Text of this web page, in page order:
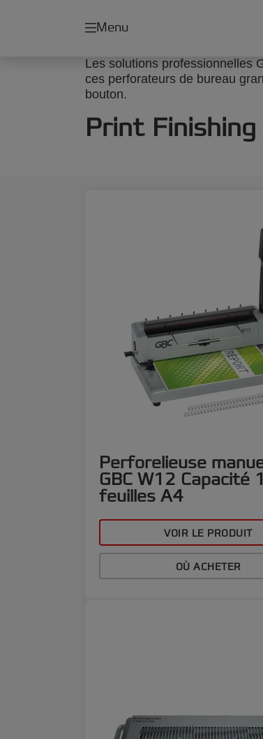
Menu
Les solutions professionnelles
ces perforateurs de bureau
bouton.
Print
Perforelieuse
GBC W12 Capacité
feuilles A4
VOIR LE PRODUIT
OÙ ACHETER